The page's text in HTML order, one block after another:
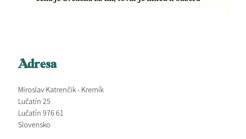
Adresa
Miroslav Katrenčik - Kremík
Lučatín 25
Lučatín 976 61
Slovensko